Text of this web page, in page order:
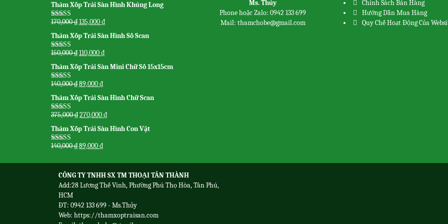
Thảm Xốp Trải Sàn Hình Khủng Long
Được xếp
sao
170,000₫135,000₫
Thảm Xốp Trải Sàn Hình Số Scan
Được xếp
sao
150,000₫110,000₫
Thảm Xốp Trải Sàn Mini Chữ Số 15x15cm
Được xếp
sao
140,000₫89,000₫
Thảm Xốp Trải Sàn Hình Chữ Scan
Được xếp
sao
375,000₫270,000₫
Thảm Xốp Trải Sàn Hình Con Vật
Được xếp
sao
140,000₫89,000₫
Ms. Thủy
Phone hoặc Zalo: 0942 133 699
Mail: thamchobe@gmail.com
Chính Sách Bán Hàng
Hướng Dẫn Mua Hàng
Quy Chế Hoạt Động Của
CÔNG TY TNHH SX TM THOẠI TÂN THÀNH
Add:28 Lương Thế Vinh, Phường Phú Thọ Hòa, Tân Phú,
HCM
ĐT: 0942 133 699 - Ms.Thủy
Web: https://thamxoptraisan.com